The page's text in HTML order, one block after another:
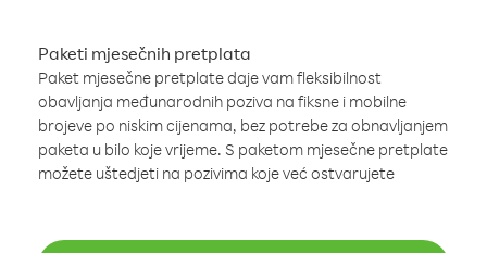
Paketi mjesečnih pretplata
Paket mjesečne pretplate daje vam fleksibilnost
obavljanja međunarodnih poziva na fiksne i mobilne
brojeve po niskim cijenama, bez potrebe za obnavljanjem
paketa u bilo koje vrijeme. S paketom mjesečne pretplate
možete uštedjeti na pozivima koje već ostvarujete